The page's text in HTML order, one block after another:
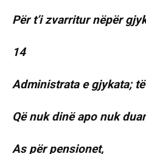
Për t’i zvarritur nëpër
14
Administrata e gjykata;
Që nuk dinë apo nuk
As për pensionet,